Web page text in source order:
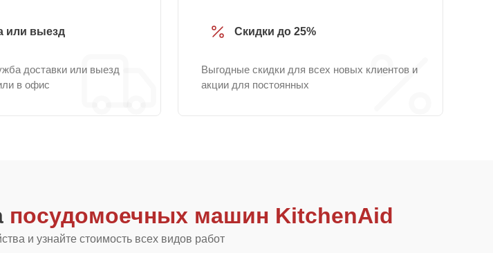
или выезд
доставки или выезд
в офис
Скидки до 25%
Выгодные скидки для всех новых клиентов и
акции для постоянных
посудомоечных машин KitchenAid
и узнайте стоимость всех видов работ